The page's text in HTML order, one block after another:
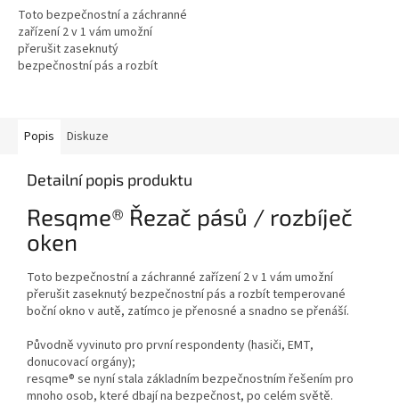
hvězdiček.
Toto bezpečnostní a záchranné
zařízení 2 v 1 vám umožní
přerušit zaseknutý
bezpečnostní pás a rozbít
Popis
Diskuze
Detailní popis produktu
Resqme® Řezač pásů / rozbíječ
oken
Toto bezpečnostní a záchranné zařízení 2 v 1 vám umožní
přerušit zaseknutý bezpečnostní pás a rozbít temperované
boční okno v autě, zatímco je přenosné a snadno se přenáší.
Původně vyvinuto pro první respondenty (hasiči, EMT,
donucovací orgány);
resqme® se nyní stala základním bezpečnostním řešením pro
mnoho osob, které dbají na bezpečnost, po celém světě.